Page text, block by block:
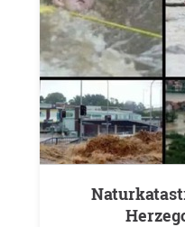
Naturkatastrophe in Bosnien